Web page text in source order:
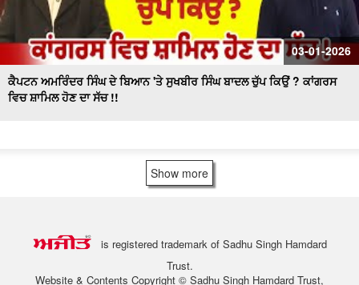
03-01-2026
ਕੈਪਟਨ ਅਮਰਿੰਦਰ ਸਿੰਘ ਦੇ ਬਿਆਨ 'ਤੇ ਸੁਖਬੀਰ ਸਿੰਘ ਬਾਦਲ ਚੁੱਪ ਕਿਉਂ ? ਕਾਂਗਰਸ
ਵਿਚ ਸ਼ਾਮਿਲ ਹੋਣ ਦਾ ਸੱਚ !!
Show more
is registered trademark of Sadhu Singh Hamdard
Trust.
Website & Contents Copyright © Sadhu Singh Hamdard Trust,